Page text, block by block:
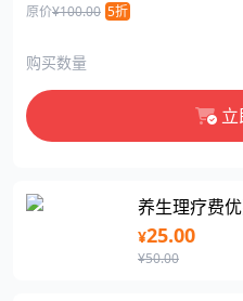
原价¥100.00 5折
购买数量
养生理疗费
¥25.00
¥50.00